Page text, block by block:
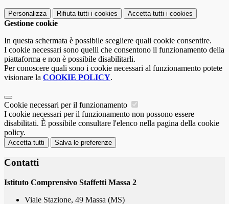
Personalizza Rifiuta tutti i cookies Accetta tutti i cookies
Gestione cookie
In questa schermata è possibile scegliere quali cookie consentire.
I cookie necessari sono quelli che consentono il funzionamento della
piattaforma e non è possibile disabilitarli.
Per conoscere quali sono i cookie necessari al funzionamento potete
visionare la COOKIE POLICY.
Cookie necessari per il funzionamento
I cookie necessari per il funzionamento non possono essere
disabilitati. È possibile consultare l'elenco nella pagina della cookie
policy.
Accetta tutti Salva le preferenze
Contatti
Istituto Comprensivo Staffetti Massa 2
Viale Stazione, 49 Massa (MS)